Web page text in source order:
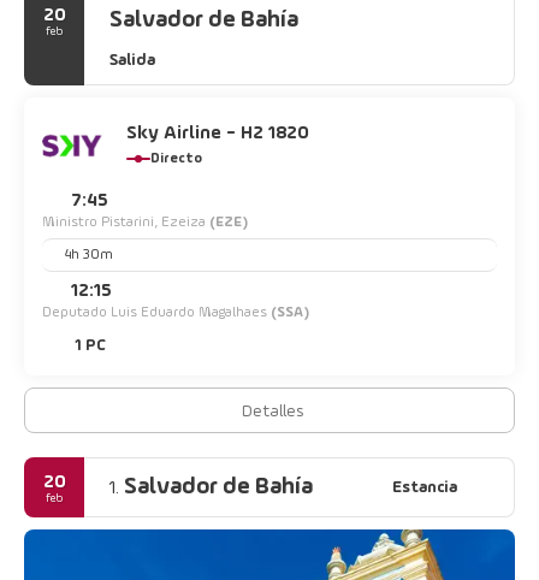
20
feb
Salvador de Bahía
Salida
Sky Airline - H2 1820
Directo
7:45
Ministro Pistarini, Ezeiza (EZE)
4h 30m
12:15
Deputado Luis Eduardo Magalhaes (SSA)
1 PC
Detalles
20
feb 1. Salvador de Bahía Estancia